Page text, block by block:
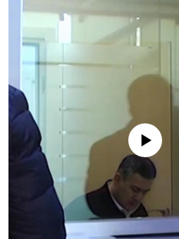
No media source